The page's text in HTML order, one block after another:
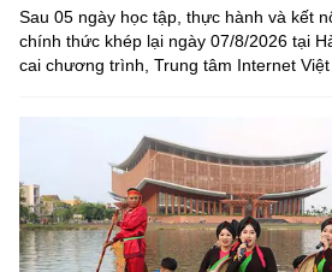
Sau 05 ngày học tập, thực hành và kết
chính thức khép lại ngày 07/8/2026 tại
cai chương trình, Trung tâm Internet Việt